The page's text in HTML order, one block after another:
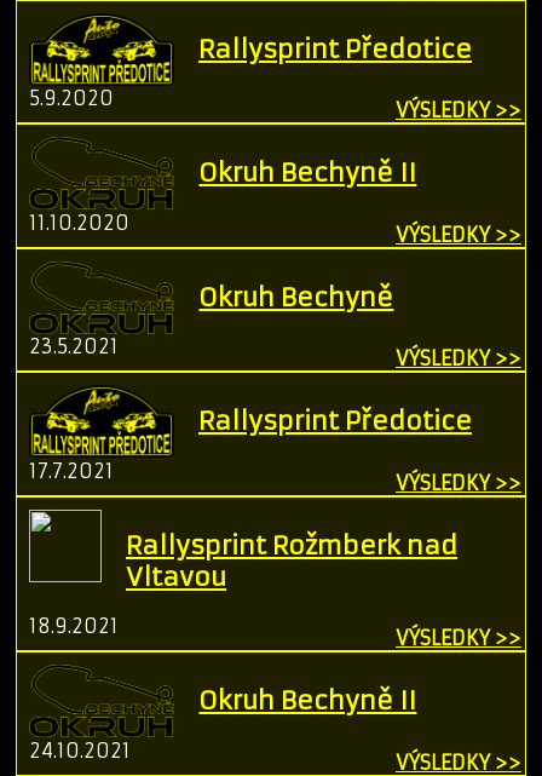
Rallysprint Předotice
5.9.2020 VÝSLEDKY >>
Okruh Bechyně II
11.10.2020 VÝSLEDKY >>
Okruh Bechyně
23.5.2021 VÝSLEDKY >>
Rallysprint Předotice
17.7.2021 VÝSLEDKY >>
Rallysprint Rožmberk nad
Vltavou
18.9.2021 VÝSLEDKY >>
Okruh Bechyně II
24.10.2021 VÝSLEDKY >>